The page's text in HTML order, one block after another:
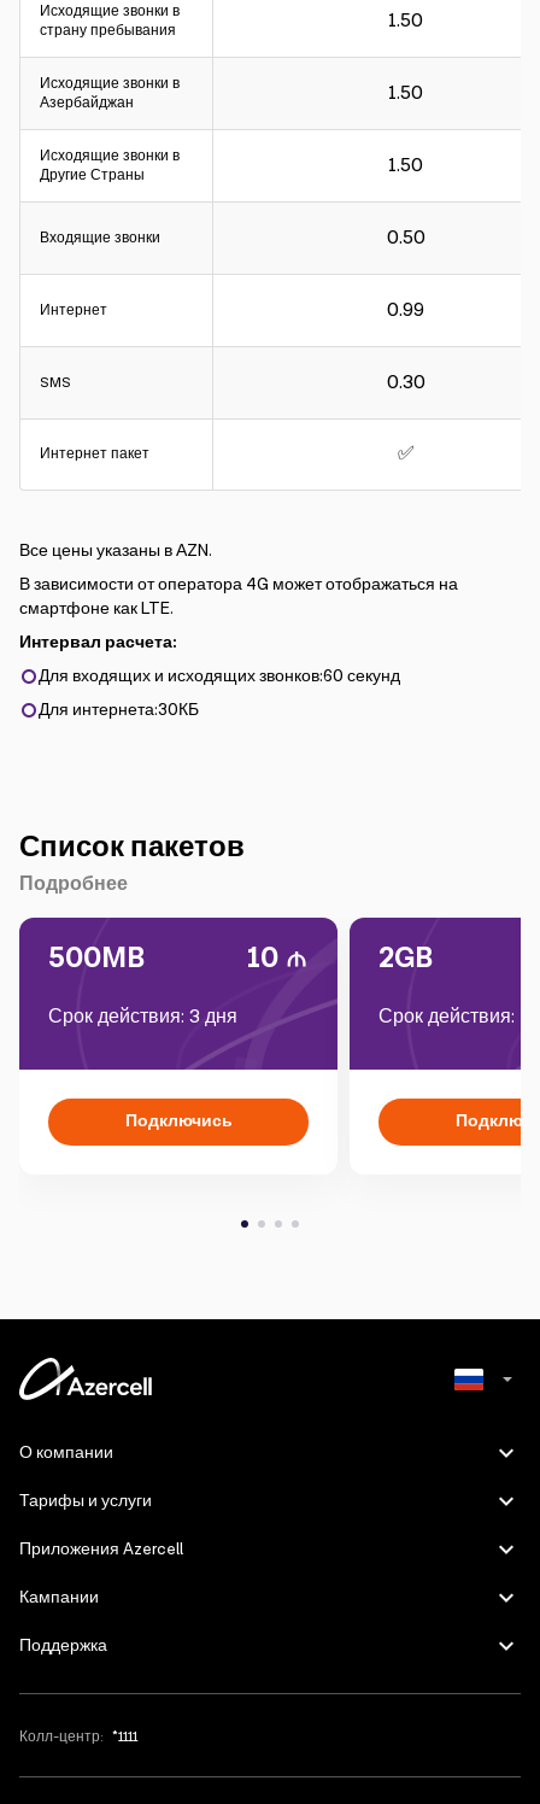
Исходящие звонки в
страну пребывания
Исходящие звонки в
Азербайджан
Исходящие звонки в
Другие Страны
Входящие звонки
Интернет
SMS
Интернет пакет
1.50
1.50
1.50
0.50
0.99
0.30
✅
Все цены указаны в АZN.
В зависимости от оператора 4G может отображаться на
смартфоне как LTE.
Интервал расчета:
Для входящих и исходящих звонков:60 секунд
Для интернета:30КБ
Список пакетов
Подробнее
500MB 10
Срок действия: 3 дня
Подключись
2GB
Срок действия:
О компании
Тарифы и услуги
Приложения Azercell
Кампании
Поддержка
Колл-центр: *1111